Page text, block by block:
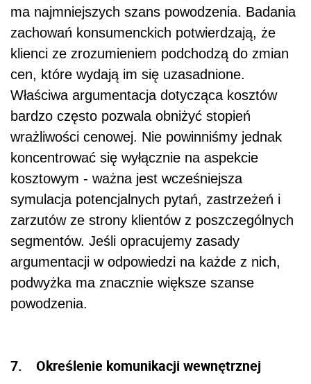
ma najmniejszych szans powodzenia. Badania
zachowań konsumenckich potwierdzają, że
klienci ze zrozumieniem podchodzą do zmian
cen, które wydają im się uzasadnione.
Właściwa argumentacja dotycząca kosztów
bardzo często pozwala obniżyć stopień
wrażliwości cenowej. Nie powinniśmy jednak
koncentrować się wyłącznie na aspekcie
kosztowym - ważna jest wcześniejsza
symulacja potencjalnych pytań, zastrzeżeń i
zarzutów ze strony klientów z poszczególnych
segmentów. Jeśli opracujemy zasady
argumentacji w odpowiedzi na każde z nich,
podwyżka ma znacznie większe szanse
powodzenia.
7. Określenie komunikacji wewnętrznej